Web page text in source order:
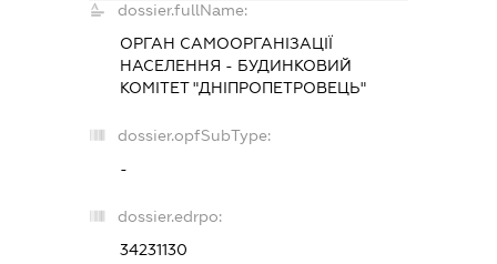
dossier.fullName:
ОРГАН САМООРГАНІЗАЦІЇ
НАСЕЛЕННЯ - БУДИНКОВИЙ
КОМІТЕТ "ДНІПРОПЕТРОВЕЦЬ"
dossier.opfSubType:
-
dossier.edrpo:
34231130